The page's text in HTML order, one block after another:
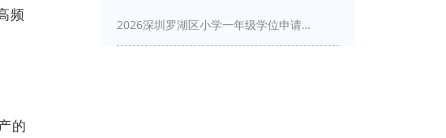
频
的
2026深圳罗湖区小学一年级学位申请指南